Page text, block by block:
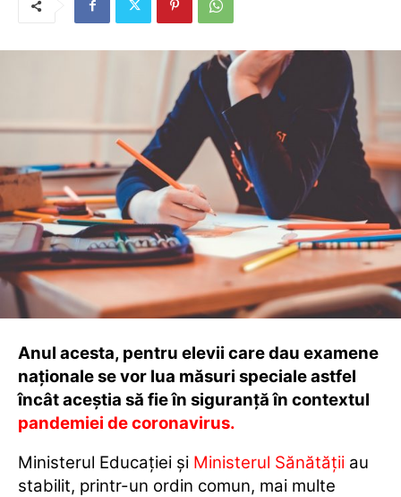
Anul acesta, pentru elevii care dau examene
naționale se vor lua măsuri speciale astfel
încât aceștia să fie în siguranță în contextul
pandemiei de coronavirus.
Ministerul Educaţiei şi Ministerul Sănătăţii au
stabilit, printr-un ordin comun, mai multe